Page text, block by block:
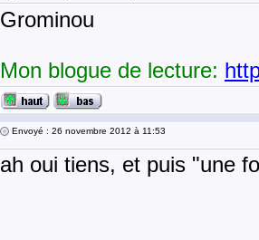
Grominou
Mon blogue de lecture:
Envoyé : 26 novembre 2012 à 11:53
ah oui tiens, et puis "une